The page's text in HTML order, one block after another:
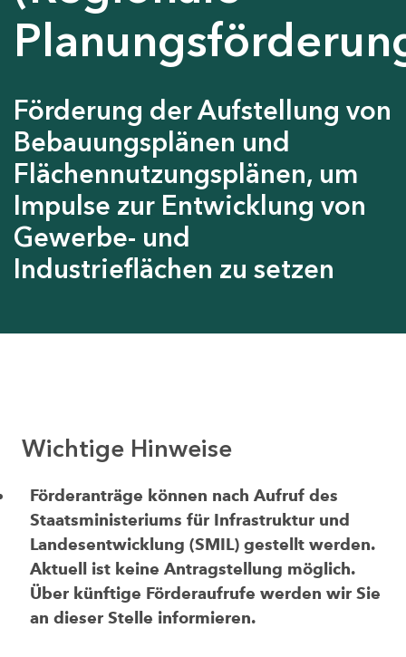
Förderung der Aufstellung von
Bebauungsplänen und
Flächennutzungsplänen, um
Impulse zur Entwicklung von
Gewerbe- und
Industrieflächen zu setzen
Wichtige Hinweise
Förderanträge können nach Aufruf des
Staatsministeriums für Infrastruktur und
Landesentwicklung (SMIL) gestellt werden.
Aktuell ist keine Antragstellung möglich.
Über künftige Förderaufrufe werden wir Sie
an dieser Stelle informieren.